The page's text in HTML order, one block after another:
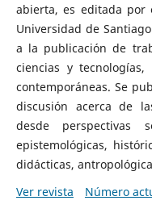
abierta, es editada por
Universidad de
a la publicación de
ciencias y
contemporáneas. Se
discusión acerca de
desde perspectivas
epistemológicas,
didácticas,
Ver revista
Número